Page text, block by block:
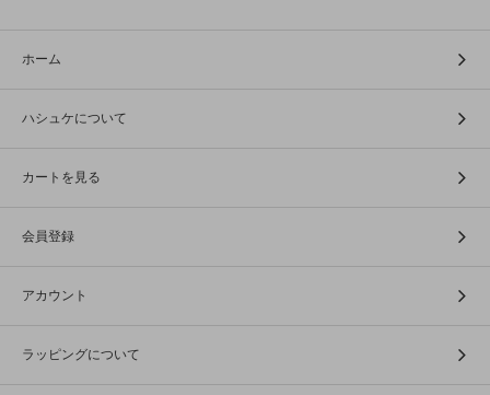
ホーム
ハシュケについて
カートを見る
会員登録
アカウント
ラッピングについて